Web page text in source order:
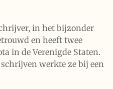
in het bijzonder
en heeft twee
in de Verenigde Staten.
werkte ze bij een